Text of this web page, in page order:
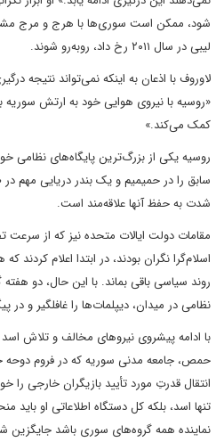
لیبی در سال ۲۰۱۱ رخ داد، روبه‌رو شوند.
لاوروف با اذعان به اینکه نمی‌تواند نتیجه
«روسیه با نیروی هوایی خود به ارتش سوریه
کمک می‌کند.»
روسیه یکی از بزرگ‌ترین پایگاه‌های نظامی
سابق را در حمیمیم و یک بندر دریایی مهم
شدت به حفظ آنها علاقه‌مند است.
مقامات دولت ایالات متحده نیز که از
اسلام‌گرا نگران بودند، در ابتدا اعلام کردند
روند سیاسی باقی بماند. با این حال، دو
نظامی در میدان، دیپلمات‌ها را غافلگیر و در
با ادامه پیشروی نیروهای مخالف و تلاش
حمص، جامعه مدنی سوریه که در فروم
انتقال قدرتِ مورد تأیید بازیگران خارجی را
تنها اسد، بلکه کل دستگاه اطلاعاتی او باید
نماینده همه گروه‌های سوری باشد جایگزین